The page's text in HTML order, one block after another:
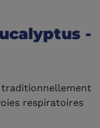
-
traditionnellement
respiratoires